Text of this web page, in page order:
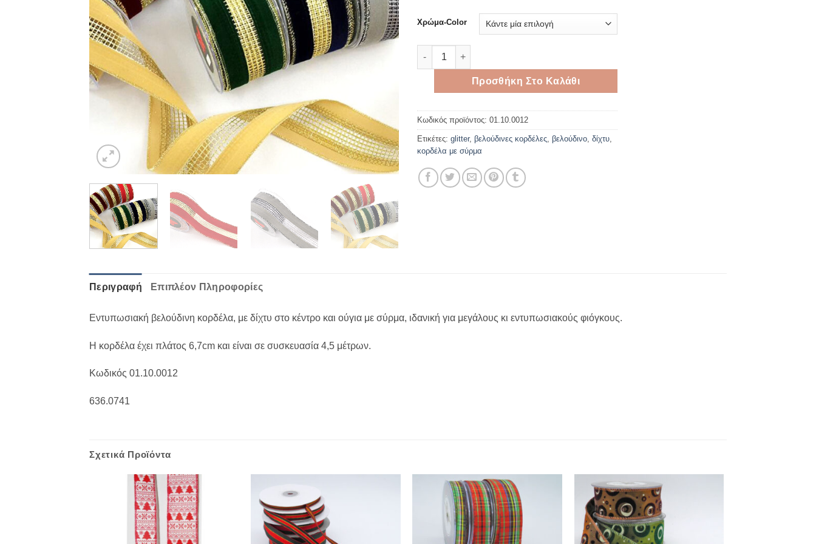
Χρώμα-Color
Βελούδινη κορδέλα με glitter δίχτυ ποσότητα
Προσθήκη Στο Καλάθι
Κωδικός προϊόντος: 01.10.0012
Ετικέτες: glitter, βελούδινες κορδέλες βελούδινο δίχτυ
κορδέλα με σύρμα
Περιγραφή Επιπλέον Πληροφορίες
Εντυπωσιακή βελούδινη κορδέλα, με δίχτυ στο κέντρο και ούγια με σύρμα, ιδανική για μεγάλους κι εντυπωσιακούς φιόγκους.
Η κορδέλα έχει πλάτος 6,7cm και είναι σε συσκευασία 4,5 μέτρων.
Κωδικός 01.10.0012
636.0741
Σχετικά Προϊόντα